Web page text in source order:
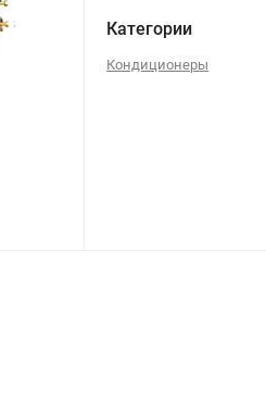
Категории
Кондиционеры